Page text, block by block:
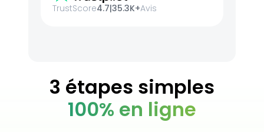
TrustScore4.7|35.3K+Avis
3 étapes simples
100% en ligne